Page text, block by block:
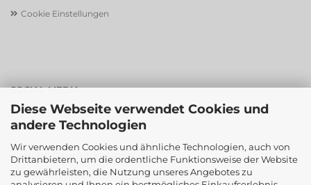
Diese Webseite verwendet Cookies und
andere Technologien
Wir verwenden Cookies und ähnliche Technologien, auch von
Drittanbietern, um die ordentliche Funktionsweise der Website
zu gewährleisten, die Nutzung unseres Angebotes zu
Cookie Einstellungen
SOCIAL MEDIA
ZAHLUNG UND VERSAND
Sicher einkaufen mit